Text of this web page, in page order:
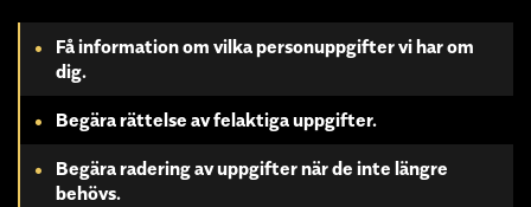
Få information om vilka personuppgifter vi har om
dig.
Begära rättelse av felaktiga uppgifter.
Begära radering av uppgifter när de inte längre
behövs.